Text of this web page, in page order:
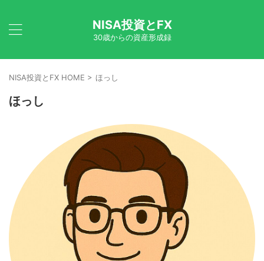
NISA投資とFX
30歳からの資産形成録
NISA投資とFX HOME > ほっし
ほっし